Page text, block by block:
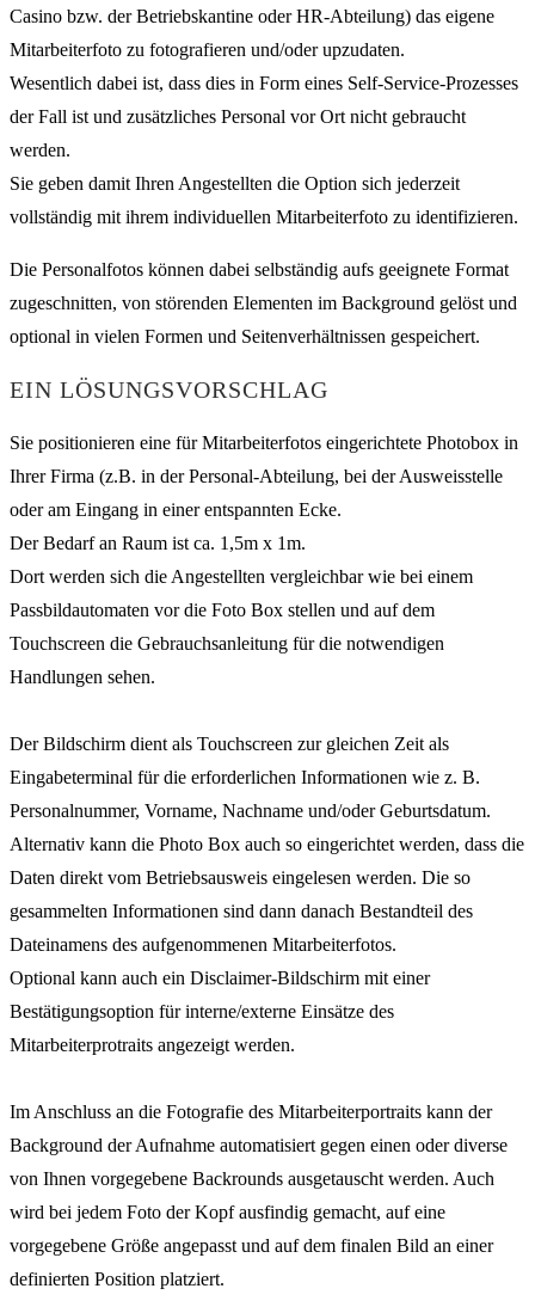
Casino bzw. der Betriebskantine oder HR-Abteilung) das eigene
Mitarbeiterfoto zu fotografieren und/oder upzudaten.
Wesentlich dabei ist, dass dies in Form eines Self-Service-Prozesses
der Fall ist und zusätzliches Personal vor Ort nicht gebraucht
werden.
Sie geben damit Ihren Angestellten die Option sich jederzeit
vollständig mit ihrem individuellen Mitarbeiterfoto zu identifizieren.
Die Personalfotos können dabei selbständig aufs geeignete Format
zugeschnitten, von störenden Elementen im Background gelöst und
optional in vielen Formen und Seitenverhältnissen gespeichert.
EIN LÖSUNGSVORSCHLAG
Sie positionieren eine für Mitarbeiterfotos eingerichtete Photobox in
Ihrer Firma (z.B. in der Personal-Abteilung, bei der Ausweisstelle
oder am Eingang in einer entspannten Ecke.
Der Bedarf an Raum ist ca. 1,5m x 1m.
Dort werden sich die Angestellten vergleichbar wie bei einem
Passbildautomaten vor die Foto Box stellen und auf dem
Touchscreen die Gebrauchsanleitung für die notwendigen
Handlungen sehen.
Der Bildschirm dient als Touchscreen zur gleichen Zeit als
Eingabeterminal für die erforderlichen Informationen wie z. B.
Personalnummer, Vorname, Nachname und/oder Geburtsdatum.
Alternativ kann die Photo Box auch so eingerichtet werden, dass die
Daten direkt vom Betriebsausweis eingelesen werden. Die so
gesammelten Informationen sind dann danach Bestandteil des
Dateinamens des aufgenommenen Mitarbeiterfotos.
Optional kann auch ein Disclaimer-Bildschirm mit einer
Bestätigungsoption für interne/externe Einsätze des
Mitarbeiterprotraits angezeigt werden.
Im Anschluss an die Fotografie des Mitarbeiterportraits kann der
Background der Aufnahme automatisiert gegen einen oder diverse
von Ihnen vorgegebene Backrounds ausgetauscht werden. Auch
wird bei jedem Foto der Kopf ausfindig gemacht, auf eine
vorgegebene Größe angepasst und auf dem finalen Bild an einer
definierten Position platziert.